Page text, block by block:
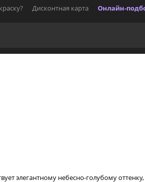
Дисконтная карта Онлайн-
элегантному небесно-голубому